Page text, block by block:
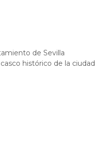
de Sevilla
histórico de la ciudad